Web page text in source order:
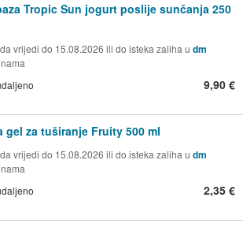
Tropic Sun jogurt poslije sunčanja 250
vrijedi do 15.08.2026 ili do isteka zaliha u dm
9,90 €
gel za tuširanje Fruity 500 ml
vrijedi do 15.08.2026 ili do isteka zaliha u dm
2,35 €